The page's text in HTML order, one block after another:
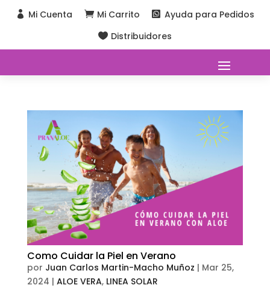
 Mi Cuenta  Mi Carrito  Ayuda para Pedidos
 Distribuidores
Como Cuidar la Piel en Verano
por Juan Carlos Martin-Macho Muñoz | Mar 25,
2024 | ALOE VERA, LINEA SOLAR